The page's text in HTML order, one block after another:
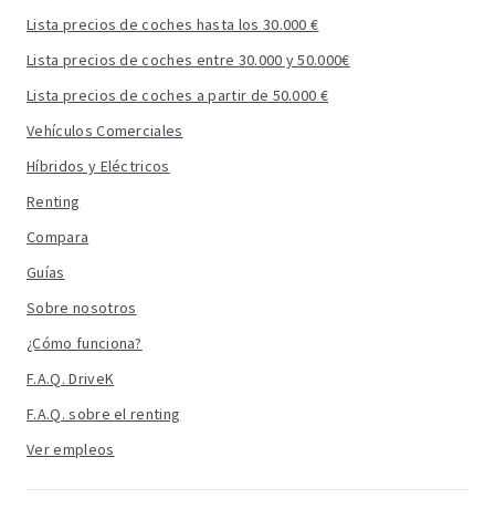
Lista precios de coches hasta los 30.000 €
Lista precios de coches entre 30.000 y 50.000€
Lista precios de coches a partir de 50.000 €
Vehículos Comerciales
Híbridos y Eléctricos
Renting
Compara
Guías
Sobre nosotros
¿Cómo funciona?
F.A.Q. DriveK
F.A.Q. sobre el renting
Ver empleos